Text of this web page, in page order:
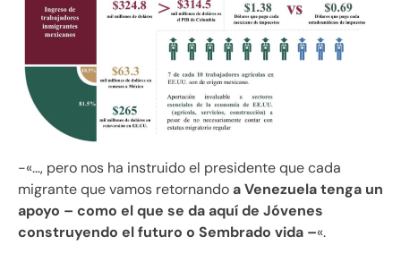
-«…, pero nos ha instruido el presidente que cada
migrante que vamos retornandoa Venezuela tenga un
apoyo – como el que se da aquí de Jóvenes
construyendo el futuro o Sembrado vida –«.